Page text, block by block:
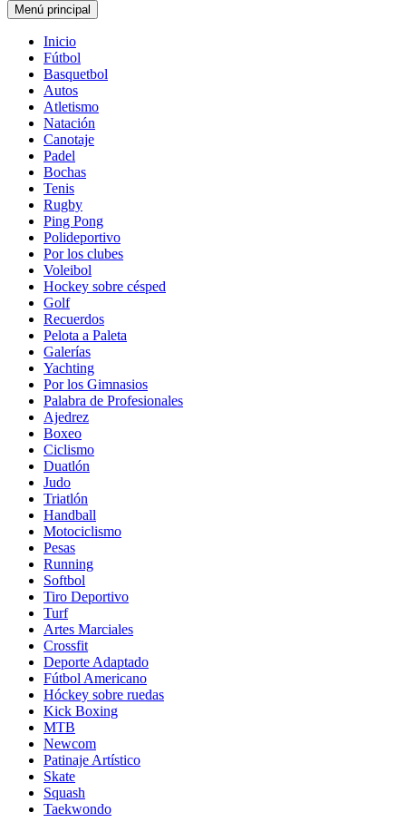
Menú principal
Inicio
Fútbol
Basquetbol
Autos
Atletismo
Natación
Canotaje
Padel
Bochas
Tenis
Rugby
Ping Pong
Polideportivo
Por los clubes
Voleibol
Hockey sobre césped
Golf
Recuerdos
Pelota a Paleta
Galerías
Yachting
Por los Gimnasios
Palabra de Profesionales
Ajedrez
Boxeo
Ciclismo
Duatlón
Judo
Triatlón
Handball
Motociclismo
Pesas
Running
Softbol
Tiro Deportivo
Turf
Artes Marciales
Crossfit
Deporte Adaptado
Fútbol Americano
Hóckey sobre ruedas
Kick Boxing
MTB
Newcom
Patinaje Artístico
Skate
Squash
Taekwondo